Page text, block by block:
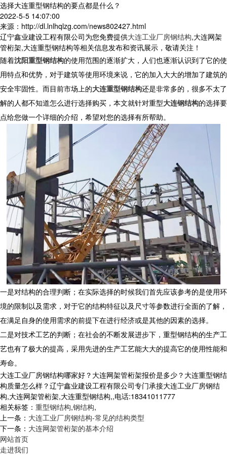
选择大连重型钢结构的要点都是什么？
2022-5-5 14:07:00
来源：http://dl.lnlhqlzg.com/news802427.html
辽宁鑫业建设工程有限公司为您免费提供大连工业厂房钢结构,大连网架
管桁架,大连重型钢结构等相关信息发布和资讯展示，敬请关注！
随着沈阳重型钢结构的使用范围的逐渐扩大，人们也逐渐认识到了它的使
用特点和优势，对于建筑等使用环境来说，它的加入大大的增加了建筑的
安全牢固性。而目前市场上的大连重型钢结构还是非常多的，很多不太了
解的人都不知道怎么进行选择购买，本文就针对重型大连钢结构的选择要
点给您做一个详细的介绍，希望对您的选择有所帮助。
一是对结构的合理判断；在实际选择的时候我们首先应该参考的是使用环
境的限制以及需求，对于它的结构特征以及尺寸等参数进行全面的了解，
在满足自身的使用需求的前提下在进行经济或是其他的因素的选择。
二是对技术工艺的判断；在社会的不断发展进步下，重型钢结构的生产工
艺也有了极大的提高，采用先进的生产工艺能大大的提高它的使用性能和
寿命。
大连工业厂房钢结构哪家好？大连网架管桁架报价是多少？大连重型钢结
构质量怎么样？辽宁鑫业建设工程有限公司专门承接大连工业厂房钢结
构,大连网架管桁架,大连重型钢结构,,电话:18341011777
相关标签： 重型钢结构,钢结构,
上一条： 大连工业厂房钢结构-常见的结构类型
下一条： 大连网架管桁架的基本介绍
网站首页
走进我们